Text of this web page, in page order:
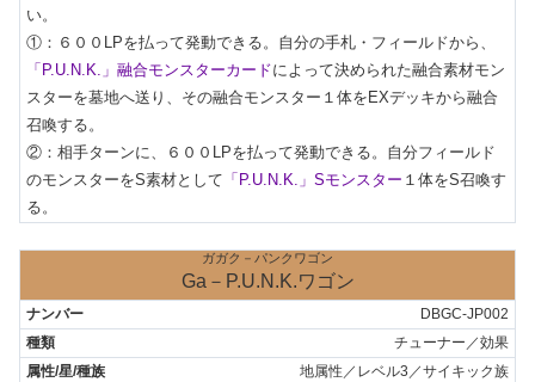
い。
①：６００LPを払って発動できる。自分の手札・フィールドから、
「P.U.N.K.」融合モンスターカードによって決められた融合素材モン
スターを墓地へ送り、その融合モンスター１体をEXデッキから融合
召喚する。
②：相手ターンに、６００LPを払って発動できる。自分フィールド
のモンスターをS素材として 「P.U.N.K.」Sモンスター １体をS召喚す
る。
ガガク－パンクワゴン
Ga－P.U.N.K.ワゴン
DBGC-JP002
チューナー／効果
地属性／レベル3／サイキック族